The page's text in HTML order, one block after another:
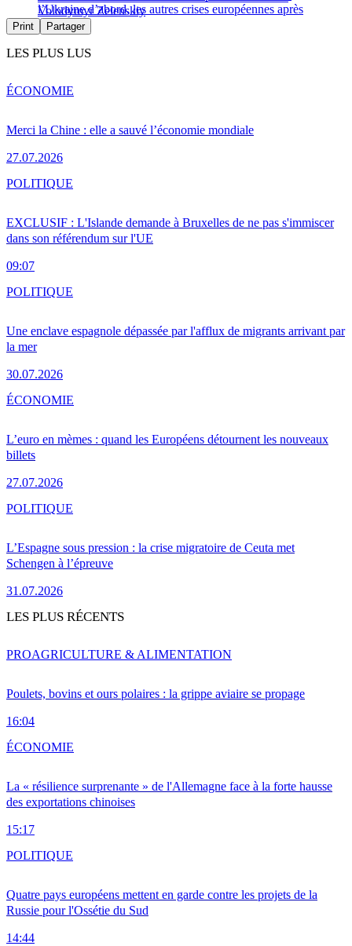
l’Ukraine d’abord, les autres crises européennes après
Volodymyr Zelenskiy
Print Partager
LES PLUS LUS
Merci la Chine : elle a sauvé l’économie mondiale
27.07.2026
ÉCONOMIE
EXCLUSIF : L'Islande demande à Bruxelles de ne pas s'immiscer
dans son référendum sur l'UE
09:07
POLITIQUE
Une enclave espagnole dépassée par l'afflux de migrants arrivant par
la mer
30.07.2026
POLITIQUE
L’euro en mèmes : quand les Européens détournent les nouveaux
billets
27.07.2026
ÉCONOMIE
L’Espagne sous pression : la crise migratoire de Ceuta met
Schengen à l’épreuve
31.07.2026
POLITIQUE
LES PLUS RÉCENTS
Poulets, bovins et ours polaires : la grippe aviaire se propage
16:04
PROAGRICULTURE & ALIMENTATION
La « résilience surprenante » de l'Allemagne face à la forte hausse
des exportations chinoises
15:17
ÉCONOMIE
Quatre pays européens mettent en garde contre les projets de la
Russie pour l'Ossétie du Sud
14:44
POLITIQUE